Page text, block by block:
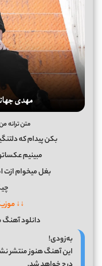
متن ترانه
بکن پیدام که
مبینیم
بغل میخوام ازت
↓↓
دانلود
به‌زودی!
این آهنگ هنوز منتشر